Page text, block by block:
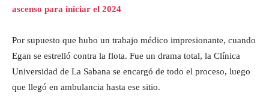
ascenso para iniciar el 2024
Por supuesto que hubo un trabajo médico impresionante, cuando
Egan se estrelló contra la flota. Fue un drama total, la Clínica
Universidad de La Sabana se encargó de todo el proceso, luego
que llegó en ambulancia hasta ese sitio.